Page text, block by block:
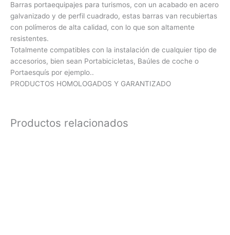
Barras portaequipajes para turismos, con un acabado en acero
galvanizado y de perfil cuadrado, estas barras van recubiertas
con polímeros de alta calidad, con lo que son altamente
resistentes.
Totalmente compatibles con la instalación de cualquier tipo de
accesorios, bien sean Portabicicletas, Baúles de coche o
Portaesquís por ejemplo..
PRODUCTOS HOMOLOGADOS Y GARANTIZADO
Productos relacionados